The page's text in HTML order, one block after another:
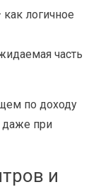
логичное
часть
по доходу
даже при
и